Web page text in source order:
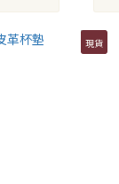
現貨